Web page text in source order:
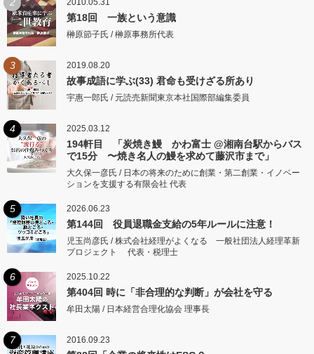
2010.05.31
第18回 一族という意識
榊原節子氏 / 榊原事務所代表
3 2019.08.20
故事成語に学ぶ(33) 君命も受けざる所あり
宇惠一郎氏 / 元読売新聞東京本社国際部編集委員
4 2025.03.12
194軒目 「炭焼き鰻 かわ富士 @湘南台駅からバス
で15分 〜焼き名人の鰻を求めて藤沢市まで」
大久保一彦氏 / 日本の将来のために創業・第二創業・イノベー
ションを支援する有限会社 代表
5 2026.06.23
第144回 役員退職金支給の5年ルールに注意！
児玉尚彦氏 / 株式会社経理がよくなる 一般社団法人経理革新
プロジェクト 代表・税理士
6 2025.10.22
第404回 時に「非合理的な判断」が会社を守る
牟田太陽 / 日本経営合理化協会 理事長
7 2016.09.23